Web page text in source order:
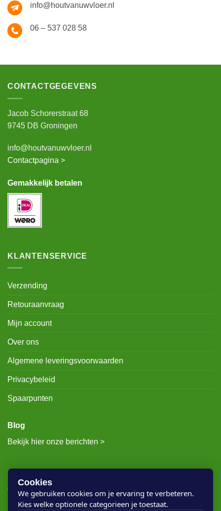
info@houtvanuwvloer.nl
06 – 537 028 58
CONTACTGEGEVENS
Jacob Schorerstraat 68
9745 DB Groningen
info@houtvanuwvloer.nl
Contactpagina >
Gemakkelijk betalen
KLANTENSERVICE
Verzending
Retouraanvraag
Mijn account
Over ons
Algemene leveringsvoorwaarden
Privacybeleid
Spaarpunten
Blog
Bekijk hier onze berichten >
Rigostep Skylt
Cookies
We gebruiken cookies om je ervaring te verbeteren.
Kies welke optionele categorieen je toestaat.